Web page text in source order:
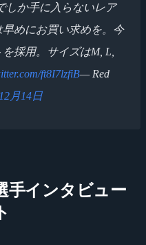
しか手に入らないレア
めにお買い求めを。今
採用。サイズはM, L,
ft8I7lzfiB— Red
月14日
手インタビュー